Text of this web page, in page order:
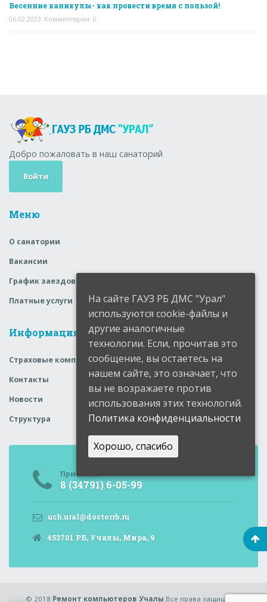
Весенние каникулы- как провести время с пользой!
06.02.2023 Комментарии: 0
Добро пожаловать в наш санаторий
Войти
Меню
О санатории
Вакансии
График заездов
Платные услуги
Информация
Страховые компании
Контакты
Новости
Структура
Приемная
8 (34791) 6-05-99
uch.ural@doctorrb.ru
453701 РБ, Учалы, Мира, 9
© 2018 Ремонт компьютеров Учалы Все права защищены.
На сайте ГАУЗ РБ ДМС "Урал"
используются cookie-файлы и
другие аналогичные
технологии. Если, прочитав это
сообщение, вы остаетесь на
нашем сайте, это означает, что
вы не возражаете против
использования этих технологий.
Политика конфиденциальности
Хорошо, спасибо